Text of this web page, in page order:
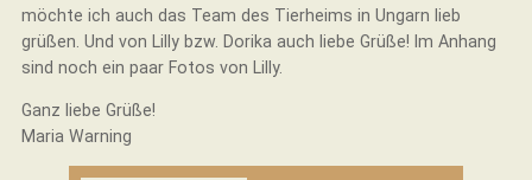
möchte ich auch das Team des Tierheims in Ungarn lieb
grüßen. Und von Lilly bzw. Dorika auch liebe Grüße! Im Anhang
sind noch ein paar Fotos von Lilly.
Ganz liebe Grüße!
Maria Warning